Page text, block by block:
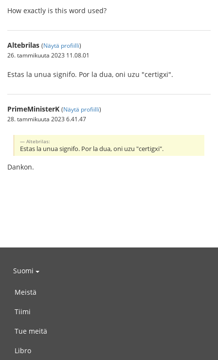
How exactly is this word used?
Altebrilas (Näytä profiilli)
26. tammikuuta 2023 11.08.01
Estas la unua signifo. Por la dua, oni uzu "certigxi".
PrimeMinisterK (Näytä profiilli)
28. tammikuuta 2023 6.41.47
Altebrilas:
Estas la unua signifo. Por la dua, oni uzu "certigxi".
Dankon.
Suomi
Meistä
Tiimi
Tue meitä
Libro